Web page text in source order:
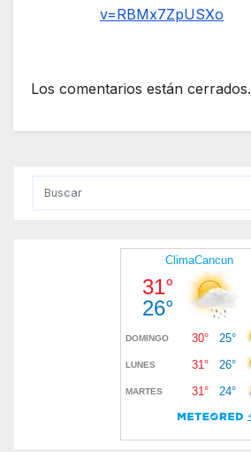
v=RBMx7ZpUSXo
Los comentarios están cerrados.